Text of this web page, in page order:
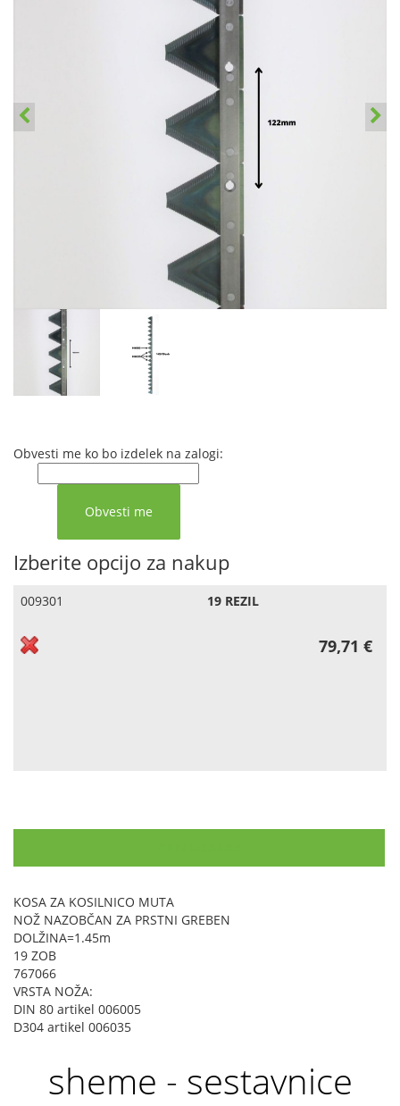
Obvesti me ko bo izdelek na zalogi:
Izberite opcijo za nakup
009301 19 REZIL
79,71 €
KOSA ZA KOSILNICO MUTA
NOŽ NAZOBČAN ZA PRSTNI GREBEN
DOLŽINA=1.45m
19 ZOB
767066
VRSTA NOŽA:
DIN 80 artikel 006005
D304 artikel 006035
sheme - sestavnice